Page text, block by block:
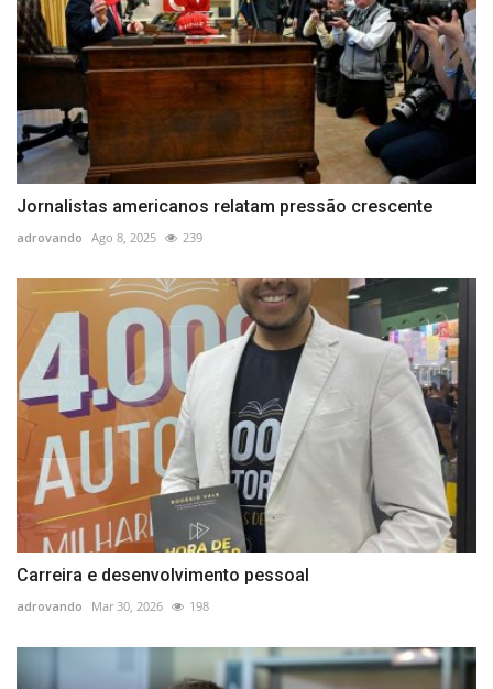
Jornalistas americanos relatam pressão crescente
adrovando Ago 8, 2025 239
Carreira e desenvolvimento pessoal
adrovando Mar 30, 2026 198